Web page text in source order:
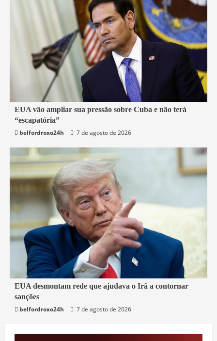
3 min read
Mundo
EUA vão ampliar sua pressão sobre Cuba e não terá
“escapatória”
belfordroxo24h
7 de agosto de 2026
3 min read
Mundo
EUA desmontam rede que ajudava o Irã a contornar
sanções
belfordroxo24h
7 de agosto de 2026